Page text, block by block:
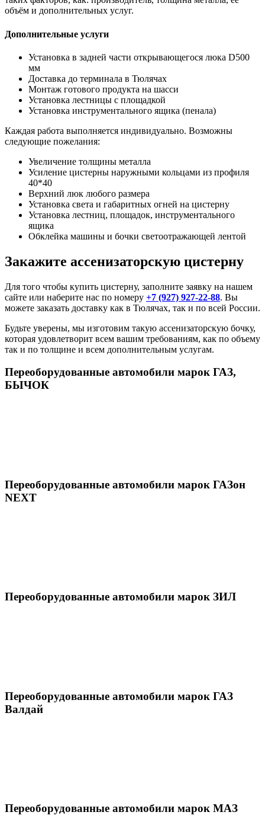
объём и дополнительных услуг.
Дополнительные услуги
Установка в задней части открывающегося люка D500
мм
Доставка до терминала в Тюлячах
Монтаж готового продукта на шасси
Установка лестницы с площадкой
Установка инструментального ящика (пенала)
Каждая работа выполняется индивидуально. Возможны
следующие пожелания:
Увеличение толщины металла
Усиление цистерны наружными кольцами из профиля
40*40
Верхний люк любого размера
Установка света и габаритных огней на цистерну
Установка лестниц, площадок, инструментального
ящика
Обклейка машины и бочки светоотражающей лентой
Закажите ассенизаторскую цистерну
Для того чтобы купить цистерну, заполните заявку на нашем
сайте или наберите нас по номеру +7 (927) 927-22-88. Вы
можете заказать доставку как в Тюлячах, так и по всей России.
Будьте уверены, мы изготовим такую ассенизаторскую бочку,
которая удовлетворит всем вашим требованиям, как по объему
так и по толщине и всем дополнительным услугам.
Переоборудованные автомобили марок ГАЗ,
БЫЧОК
Переоборудованные автомобили марок ГАЗон
NEXT
Переоборудованные автомобили марок ЗИЛ
Переоборудованные автомобили марок ГАЗ
Валдай
Переоборудованные автомобили марок МАЗ